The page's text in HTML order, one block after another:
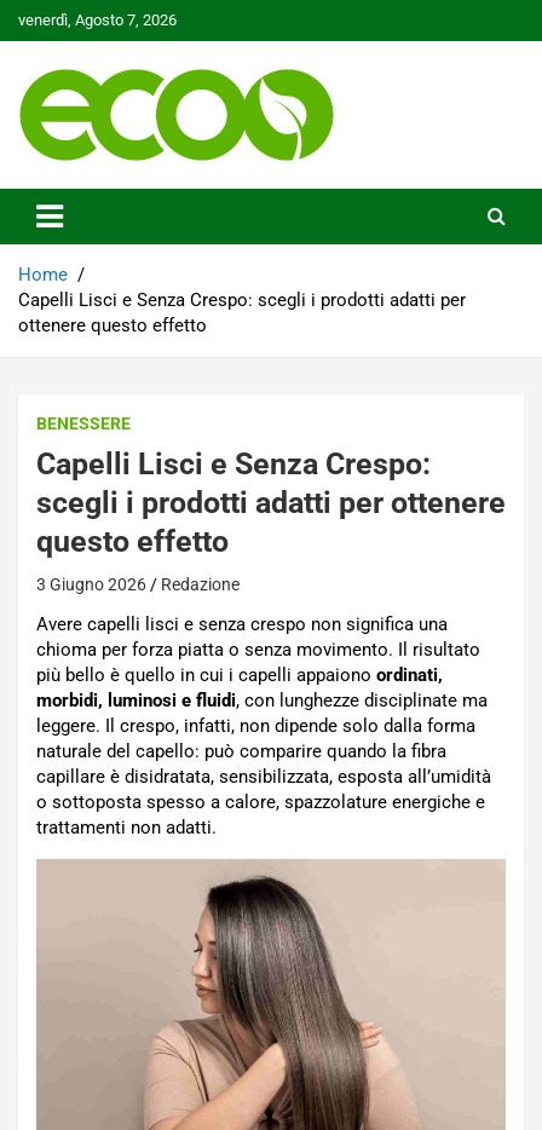
to
venerdì, Agosto 7, 2026
Ecoo.it
Home
Capelli Lisci e Senza Crespo: scegli i prodotti adatti per
ottenere questo effetto
BENESSERE
Capelli Lisci e Senza Crespo:
scegli i prodotti adatti per ottenere
questo effetto
3 Giugno 2026 Redazione
Avere capelli lisci e senza crespo non significa una
chioma per forza piatta o senza movimento. Il risultato
più bello è quello in cui i capelli appaiono ordinati,
morbidi, luminosi e fluidi, con lunghezze disciplinate ma
leggere. Il crespo, infatti, non dipende solo dalla forma
naturale del capello: può comparire quando la fibra
capillare è disidratata, sensibilizzata, esposta all’umidità
o sottoposta spesso a calore, spazzolature energiche e
trattamenti non adatti.